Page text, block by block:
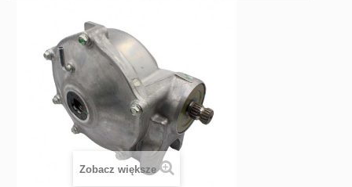
Zobacz większe